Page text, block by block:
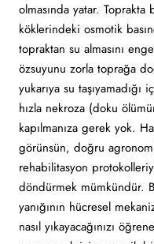
olmasında yatar.
köklerindeki osmotik
topraktan su almasını
özsuyunu zorla toprağa
yukarıya su
hızla nekroza (doku
kapılmanıza gerek yok.
görünsün, doğru
rehabilitasyon
döndürmek mümkündür.
yanığının hücresel
nasıl yıkayacağınızı